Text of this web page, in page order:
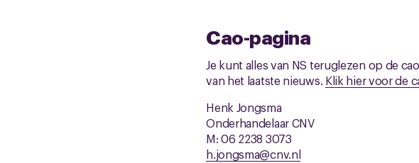
Cao-pagina
Je kunt alles van NS teruglezen op de
van het laatste nieuws. Klik hier voor de
Henk Jongsma
Onderhandelaar CNV
M: 06 2238 3073
h.jongsma@cnv.nl